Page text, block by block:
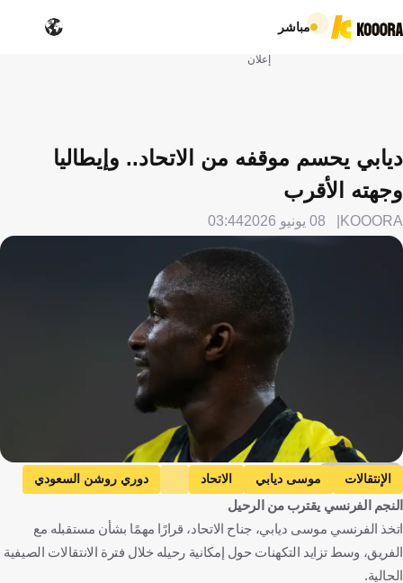
مباشر
إعلان
ديابي يحسم موقفه من الاتحاد.. وإيطاليا
وجهته الأقرب
KOOORA 08 يونيو 2026 03:44
Getty Images
الإنتقالات موسى ديابي الاتحاد
دوري روشن السعودي
فرنسا
المملكة العربية السعودية
النجم الفرنسي يقترب من الرحيل
اتخذ الفرنسي موسى ديابي، جناح الاتحاد، قرارًا مهمًا بشأن مستقبله مع
الفريق، وسط تزايد التكهنات حول إمكانية رحيله خلال فترة الانتقالات الصيفية
الحالية.